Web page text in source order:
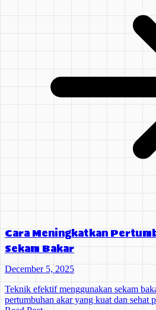
Cara Meningkatkan
Sekam Bakar
December 5, 2025
Teknik efektif menggunakan sekam
pertumbuhan akar yang kuat dan sehat